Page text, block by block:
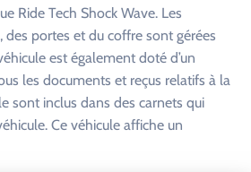
Ride Tech Shock Wave. Les
portes et du coffre sont gérées
est également doté d’un
les documents et reçus relatifs à la
sont inclus dans des carnets qui
Ce véhicule affiche un